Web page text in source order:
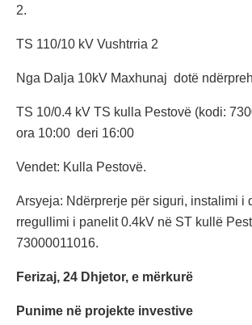
2.
TS 110/10 kV Vushtrria 2
Nga Dalja 10kV Maxhunaj dotë
TS 10/0.4 kV TS kulla Pestovë (kodi:
ora 10:00 deri 16:00
Vendet: Kulla Pestovë.
Arsyeja: Ndërprerje për siguri, instalimi i
rregullimi i panelit 0.4kV në ST kullë
73000011016.
Ferizaj, 24 Dhjetor, e mërkurë
Punime në projekte investive